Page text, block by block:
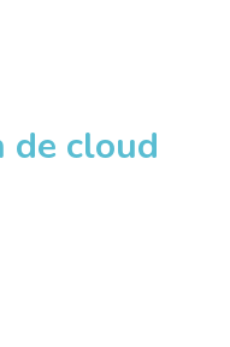
de cloud